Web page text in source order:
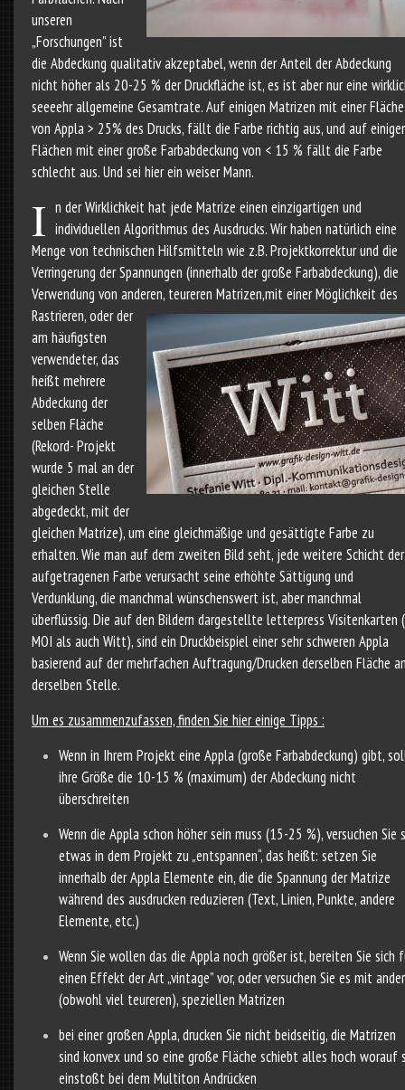
unseren
„Forschungen” ist
die Abdeckung qualitativ akzeptabel, wenn der Anteil der Abdeckung
nicht höher als 20-25 % der Druckfläche ist, es ist aber nur eine
seeeehr allgemeine Gesamtrate. Auf einigen Matrizen mit einer Fläche
von Appla > 25% des Drucks, fällt die Farbe richtig aus, und auf
Flächen mit einer große Farbabdeckung von < 15 % fällt die Farbe
schlecht aus. Und sei hier ein weiser Mann.
I n der Wirklichkeit hat jede Matrize einen einzigartigen und
individuellen Algorithmus des Ausdrucks. Wir haben natürlich eine
Menge von technischen Hilfsmitteln wie z.B. Projektkorrektur und die
Verringerung der Spannungen (innerhalb der große Farbabdeckung), die
Verwendung von anderen, teureren Matrizen,mit einer Möglichkeit des
Rastrieren, oder der
am häufigsten
verwendeter, das
heißt mehrere
Abdeckung der
selben Fläche
(Rekord- Projekt
wurde 5 mal an der
gleichen Stelle
abgedeckt, mit der
gleichen Matrize), um eine gleichmäßige und gesättigte Farbe zu
erhalten. Wie man auf dem zweiten Bild seht, jede weitere Schicht der
aufgetragenen Farbe verursacht seine erhöhte Sättigung und
Verdunklung, die manchmal wünschenswert ist, aber manchmal
überflüssig. Die auf den Bildern dargestellte letterpress Visitenkarten
MOI als auch Witt), sind ein Druckbeispiel einer sehr schweren Appla
basierend auf der mehrfachen Auftragung/Drucken derselben Fläche
derselben Stelle.
Um es zusammenzufassen, finden Sie hier einige Tipps :
Wenn in Ihrem Projekt eine Appla (große Farbabdeckung) gibt,
ihre Größe die 10-15 % (maximum) der Abdeckung nicht
überschreiten
Wenn die Appla schon höher sein muss (15-25 %), versuchen Sie
etwas in dem Projekt zu „entspannen“, das heißt: setzen Sie
innerhalb der Appla Elemente ein, die die Spannung der Matrize
während des ausdrucken reduzieren (Text, Linien, Punkte, andere
Elemente, etc.)
Wenn Sie wollen das die Appla noch größer ist, bereiten Sie sich
einen Effekt der Art „vintage” vor, oder versuchen Sie es mit
(obwohl viel teureren), speziellen Matrizen
bei einer großen Appla, drucken Sie nicht beidseitig, die Matrizen
sind konvex und so eine große Fläche schiebt alles hoch worauf
einstoßt bei dem Multiton Andrücken